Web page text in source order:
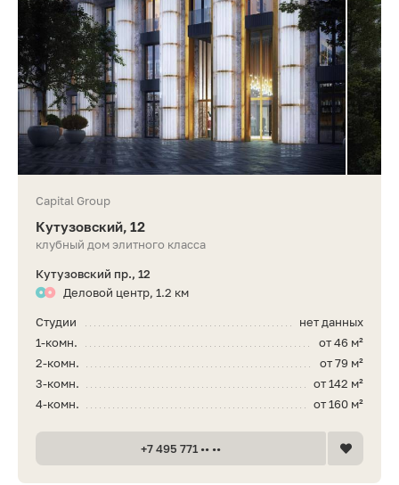
Capital Group
Кутузовский, 12
клубный дом элитного класса
Кутузовский пр., 12
Деловой центр, 1.2 км
нет данных
Студии
от 46 м²
1-комн.
от 79 м²
2-комн.
от 142 м²
3-комн.
от 160 м²
4-комн.
+7 495 771 •• ••